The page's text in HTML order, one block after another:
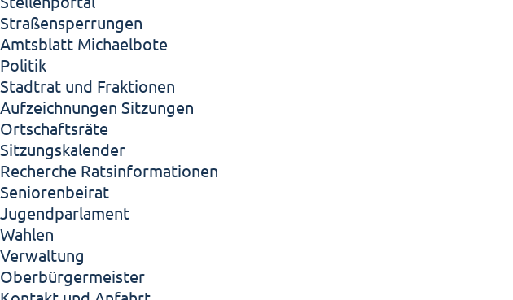
Straßensperrungen
Amtsblatt Michaelbote
Politik
Stadtrat und Fraktionen
Aufzeichnungen Sitzungen
Ortschaftsräte
Sitzungskalender
Recherche Ratsinformationen
Seniorenbeirat
Jugendparlament
Wahlen
Verwaltung
Oberbürgermeister